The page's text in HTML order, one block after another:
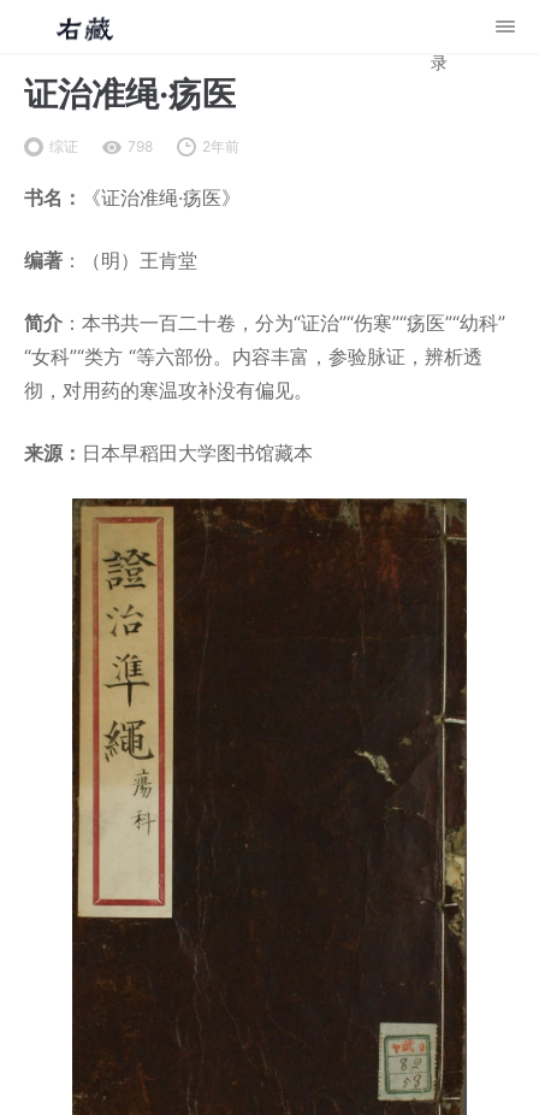
录
证治准绳·疡医
综证 798 2年前
书名： 《证治准绳·疡医》
编著 ：（明）王肯堂
简介 ：本书共一百二十卷，分为“证治”“伤寒”“疡医”“幼科”
“女科”“类方 “等六部份。内容丰富，参验脉证，辨析透
彻，对用药的寒温攻补没有偏见。
来源： 日本早稻田大学图书馆藏本